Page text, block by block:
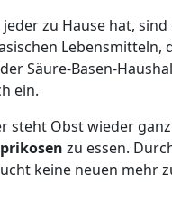
zu Hause hat,
Säure-Basen-
ein.
steht Obst wieder
zu essen.
keine neuen mehr